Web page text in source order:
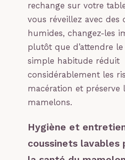
rechange sur votre
vous réveillez avec des
humides, changez-les
plutôt que d’attendre
simple habitude réduit
considérablement les
macération et préserve
mamelons.
Hygiène et
coussinets lavables